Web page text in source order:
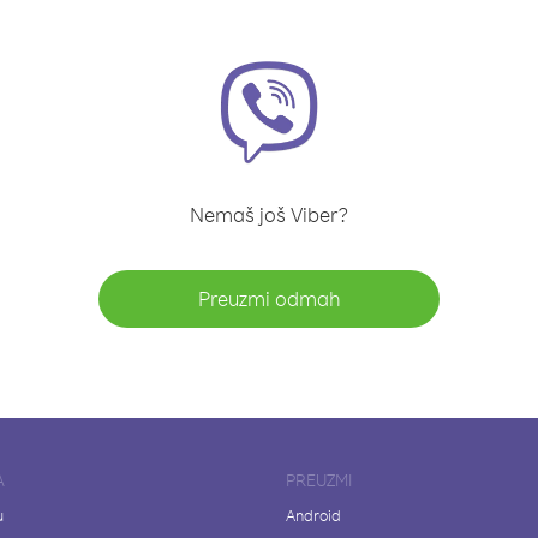
Nemaš još Viber?
Preuzmi odmah
PREUZMI
Android